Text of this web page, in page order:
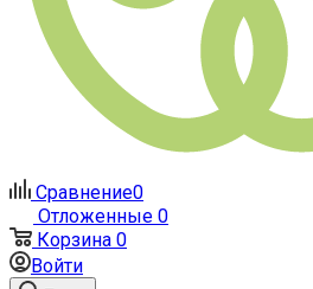
Сравнение0
Отложенные 0
Корзина 0
Войти